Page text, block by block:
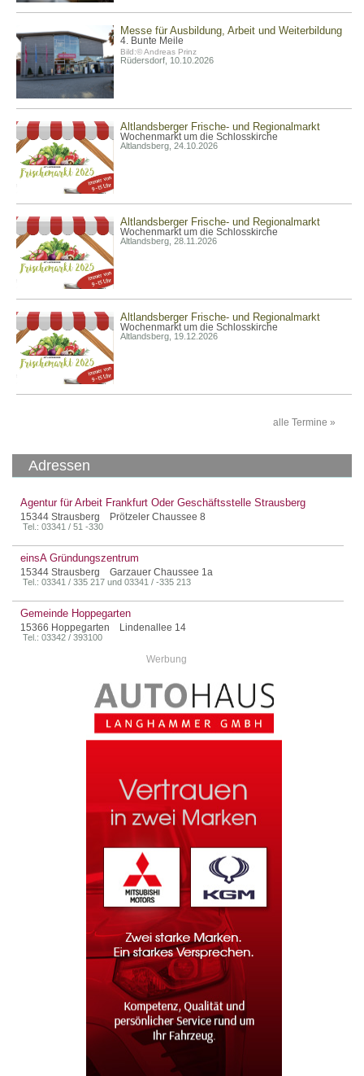
Messe für Ausbildung, Arbeit und Weiterbildung
4. Bunte Meile
Bild:© Andreas Prinz
Rüdersdorf, 10.10.2026
Altlandsberger Frische- und Regionalmarkt
Wochenmarkt um die Schlosskirche
Altlandsberg, 24.10.2026
Altlandsberger Frische- und Regionalmarkt
Wochenmarkt um die Schlosskirche
Altlandsberg, 28.11.2026
Altlandsberger Frische- und Regionalmarkt
Wochenmarkt um die Schlosskirche
Altlandsberg, 19.12.2026
alle Termine »
Adressen
Agentur für Arbeit Frankfurt Oder Geschäftsstelle Strausberg
15344 Strausberg Prötzeler Chaussee 8
Tel.: 03341 / 51 -330
einsA Gründungszentrum
15344 Strausberg Garzauer Chaussee 1a
Tel.: 03341 / 335 217 und 03341 / -335 213
Gemeinde Hoppegarten
15366 Hoppegarten Lindenallee 14
Tel.: 03342 / 393100
Werbung